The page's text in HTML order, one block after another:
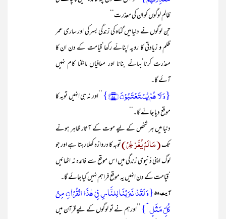
ظالم لوگوں کو ان کی معذرت‘‘
جن لوگوں نے دنیا میں گناہ کی زندگی بسر کی اور ساری عمر
ظلم و زیادتی کا رویہ اپنائے رکھا‘قیامت کے دن ان کا
معذرت کرنا‘بہانے بنانا اور معافیاں مانگنا کام نہیں
آئے گا۔
{وَ لَا ہُمۡ یُسۡتَعۡتَبُوۡنَ ﴿۵۷﴾}
’’اور نہ ہی انہیں توبہ کا
موقع دیا جائے گا۔‘‘
دنیا میں ہر شخص کے لیے موت کے آثار ظاہر ہونے
تک(مَا لَمْ یُغَرْ غِرْ)توبہ کا دروازہ کھلا رہتا ہے اور جو
لوگ اپنی دُنیوی زندگی میں اس موقع سے فائدہ نہ اٹھائیں
‘قیامت کے دن انہیں یہ موقع فراہم نہیں کیا جائے گا۔
آیت ۵۸
{وَ لَقَدۡ ضَرَبۡنَا لِلنَّاسِ فِیۡ ہٰذَا الۡقُرۡاٰنِ مِنۡ
کُلِّ مَثَلٍ ؕ} ’’اورہم نے تو لوگوں کے لیے قرآن میں